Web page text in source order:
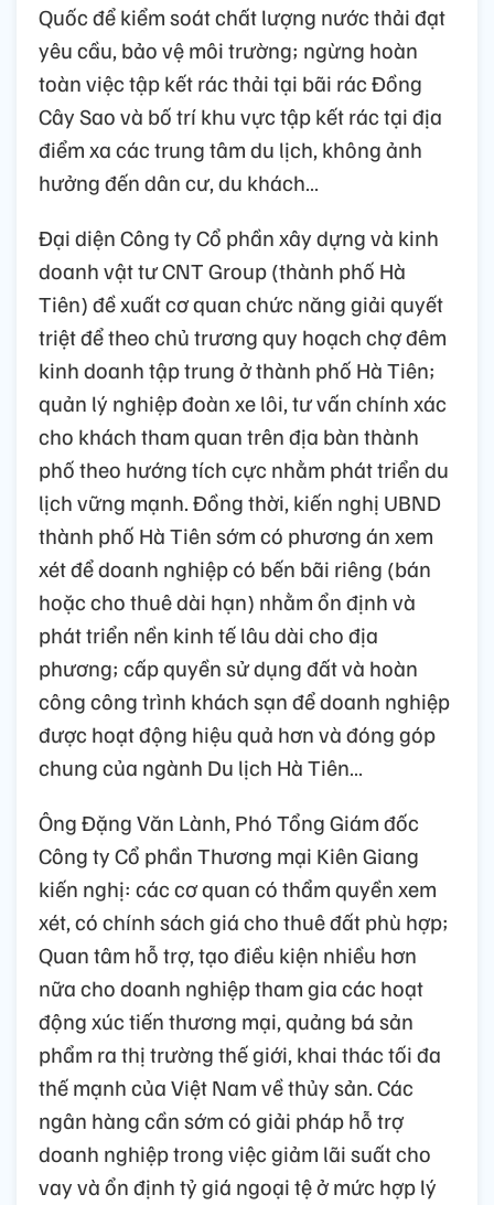
Quốc để kiểm soát chất lượng nước thải đạt
yêu cầu, bảo vệ môi trường; ngừng hoàn
toàn việc tập kết rác thải tại bãi rác Đồng
Cây Sao và bố trí khu vực tập kết rác tại địa
điểm xa các trung tâm du lịch, không ảnh
hưởng đến dân cư, du khách…
Đại diện Công ty Cổ phần xây dựng và kinh
doanh vật tư CNT Group (thành phố Hà
Tiên) đề xuất cơ quan chức năng giải quyết
triệt để theo chủ trương quy hoạch chợ đêm
kinh doanh tập trung ở thành phố Hà Tiên;
quản lý nghiệp đoàn xe lôi, tư vấn chính xác
cho khách tham quan trên địa bàn thành
phố theo hướng tích cực nhằm phát triển du
lịch vững mạnh. Đồng thời, kiến nghị UBND
thành phố Hà Tiên sớm có phương án xem
xét để doanh nghiệp có bến bãi riêng (bán
hoặc cho thuê dài hạn) nhằm ổn định và
phát triển nền kinh tế lâu dài cho địa
phương; cấp quyền sử dụng đất và hoàn
công công trình khách sạn để doanh nghiệp
được hoạt động hiệu quả hơn và đóng góp
chung của ngành Du lịch Hà Tiên…
Ông Đặng Văn Lành, Phó Tổng Giám đốc
Công ty Cổ phần Thương mại Kiên Giang
kiến nghị: các cơ quan có thẩm quyền xem
xét, có chính sách giá cho thuê đất phù hợp;
Quan tâm hỗ trợ, tạo điều kiện nhiều hơn
nữa cho doanh nghiệp tham gia các hoạt
động xúc tiến thương mại, quảng bá sản
phẩm ra thị trường thế giới, khai thác tối đa
thế mạnh của Việt Nam về thủy sản. Các
ngân hàng cần sớm có giải pháp hỗ trợ
doanh nghiệp trong việc giảm lãi suất cho
vay và ổn định tỷ giá ngoại tệ ở mức hợp lý